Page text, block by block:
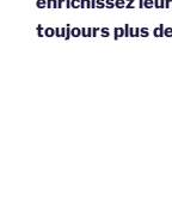
toujours plus